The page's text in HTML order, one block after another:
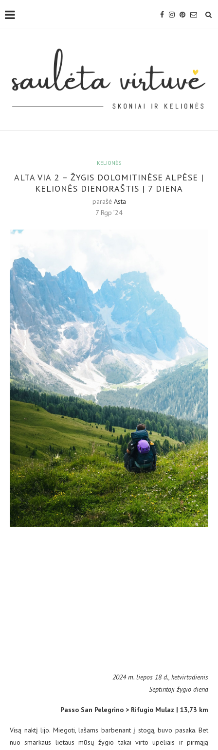
KELIONĖS
ALTA VIA 2 – ŽYGIS DOLOMITINĖSE ALPĖSE |
KELIONĖS DIENORAŠTIS | 7 DIENA
parašė Asta
7 Rgp ’24
2024 m. liepos 18 d., ketvirtadienis
Septintoji žygio diena
Passo San Pelegrino > Rifugio Mulaz | 13,73 km
Visą naktį lijo. Miegoti, lašams barbenant į stogą, buvo pasaka. Bet
nuo smarkaus lietaus mūsų žygio takai virto upeliais ir pirmąją